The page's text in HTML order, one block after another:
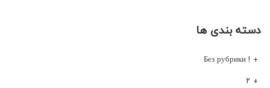
دسته بندی ها
! Без рубрики
۲